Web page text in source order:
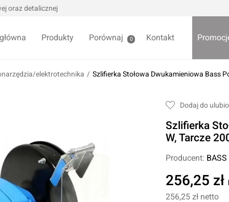
oraz detalicznej
Produkty
Akcesoria samochodowe
Wycieraczki samochodowe
Foteliki samochodowe
Porównaj 0 Kontakt
elektrotechnika / Szlifierka Stołowa Dwukamieniowa Bass
Dodaj do
Szlifierka
W, Tarcze
Producent:
256,25 zł
256,25 zł netto